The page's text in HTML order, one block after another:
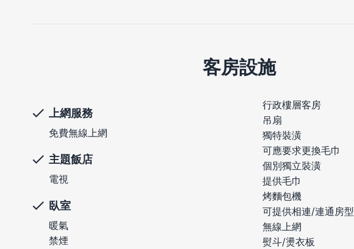
客房設施
上網服務
免費無線上網
主題飯店
電視
臥室
暖氣
禁煙
行政樓層客房
吊扇
獨特裝潢
可應要求更換毛巾
個別獨立裝潢
提供毛巾
烤麵包機
可提供相連/連通房型
無線上網
熨斗/燙衣板